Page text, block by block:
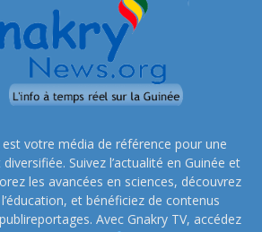
votre média de référence pour une
Suivez l’actualité en Guinée et
les avancées en sciences, découvrez
et bénéficiez de contenus
Avec Gnakry TV, accédez